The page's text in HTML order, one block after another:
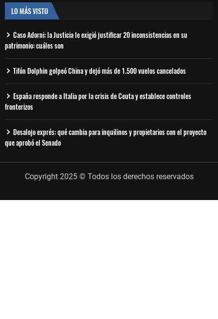
LO MÁS VISTO
Caso Adorni: la Justicia le exigió justificar 20 inconsistencias en su
patrimonio: cuáles son
Tifón Dolphin golpeó China y dejó más de 1.500 vuelos cancelados
España responde a Italia por la crisis de Ceuta y establece controles
fronterizos
Desalojo exprés: qué cambia para inquilinos y propietarios con el proyecto
que aprobó el Senado
Copyright 2025 © Todos los derechos reservados